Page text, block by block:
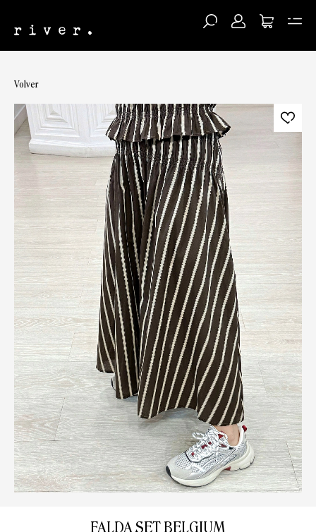
Volver
FALDA SET BELGIUM